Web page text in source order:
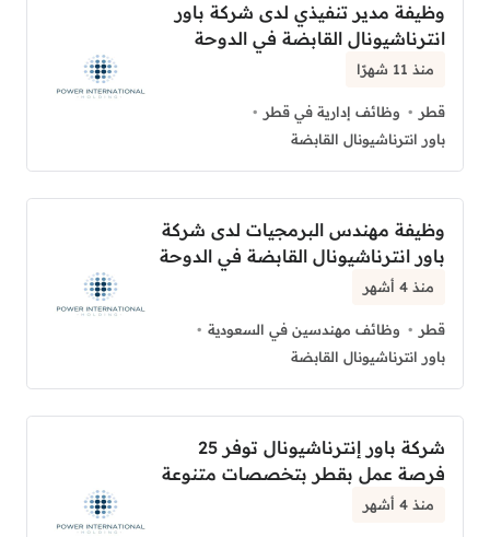
وظيفة مدير تنفيذي لدى شركة باور
انترناشيونال القابضة في الدوحة
منذ 11 شهرًا
قطر
وظائف إدارية في قطر
باور انترناشيونال القابضة
وظيفة مهندس البرمجيات لدى شركة
باور انترناشيونال القابضة في الدوحة
منذ 4 أشهر
قطر
وظائف مهندسين في السعودية
باور انترناشيونال القابضة
شركة باور إنترناشيونال توفر 25
فرصة عمل بقطر بتخصصات متنوعة
منذ 4 أشهر